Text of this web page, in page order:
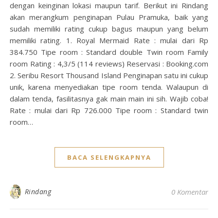
dengan keinginan lokasi maupun tarif. Berikut ini Rindang
akan merangkum penginapan Pulau Pramuka, baik yang
sudah memiliki rating cukup bagus maupun yang belum
memiliki rating. 1. Royal Mermaid Rate : mulai dari Rp
384.750 Tipe room : Standard double Twin room Family
room Rating : 4,3/5 (114 reviews) Reservasi : Booking.com
2. Seribu Resort Thousand Island Penginapan satu ini cukup
unik, karena menyediakan tipe room tenda. Walaupun di
dalam tenda, fasilitasnya gak main main ini sih. Wajib coba!
Rate : mulai dari Rp 726.000 Tipe room : Standard twin
room…
BACA SELENGKAPNYA
Rindang 0 Komentar